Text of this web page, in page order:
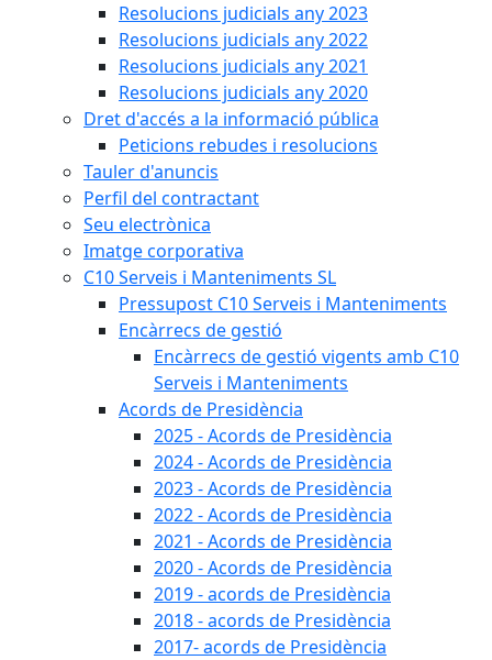
Resolucions judicials any 2023
Resolucions judicials any 2022
Resolucions judicials any 2021
Resolucions judicials any 2020
Dret d'accés a la informació pública
Peticions rebudes i resolucions
Tauler d'anuncis
Perfil del contractant
Seu electrònica
Imatge corporativa
C10 Serveis i Manteniments SL
Pressupost C10 Serveis i Manteniments
Encàrrecs de gestió
Encàrrecs de gestió vigents amb C10
Serveis i Manteniments
Acords de Presidència
2025 - Acords de Presidència
2024 - Acords de Presidència
2023 - Acords de Presidència
2022 - Acords de Presidència
2021 - Acords de Presidència
2020 - Acords de Presidència
2019 - acords de Presidència
2018 - acords de Presidència
2017- acords de Presidència